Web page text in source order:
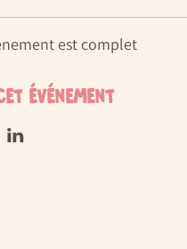
est complet
événement